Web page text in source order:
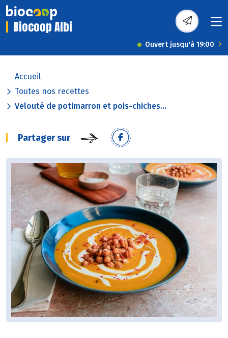
Biocoop Albi
Ouvert jusqu'à 19:00
Accueil
Toutes nos recettes
Velouté de potimarron et pois-chiches...
Partager sur